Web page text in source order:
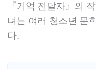
『기억 전달자』의
녀는 여러 청소년 문
다.